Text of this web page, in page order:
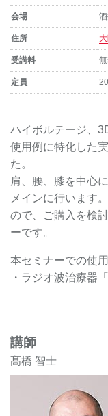
会場
住所
受講料
定員
ハイボルテージ、
使用例に特化した
た。
肩、腰、膝を中心
メインに行います
ので、ご購入を検
ーです。
本セミナーでの使
・ラジオ波治療器
講師
髙橋 智士